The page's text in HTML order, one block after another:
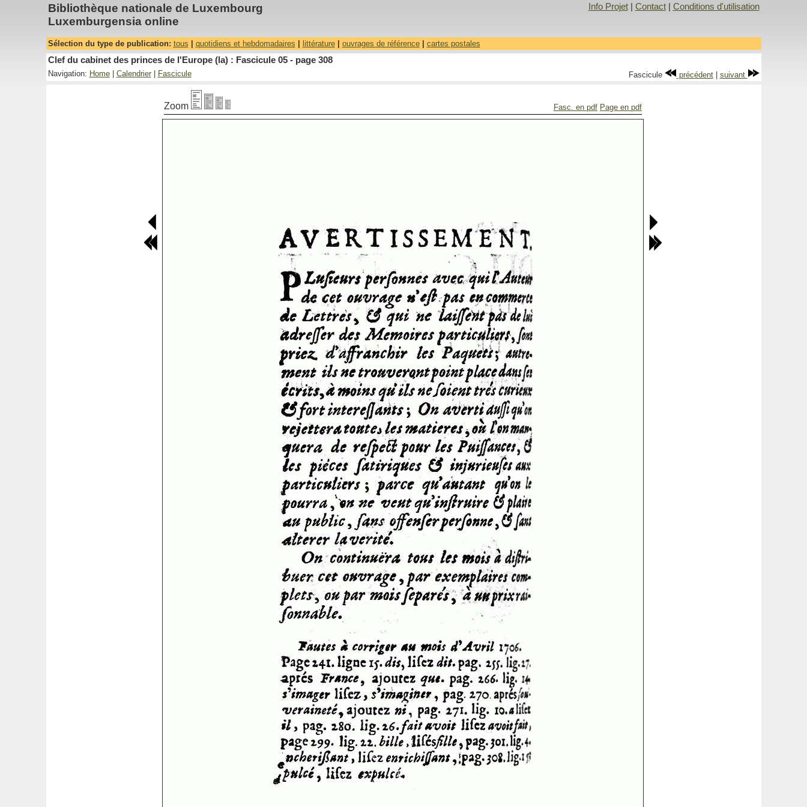
Bibliothèque nationale de Luxembourg
Luxemburgensia online
Info Projet| Contact| Conditions d'utilisation
Sélection du type de publication: tous quotidiens et hebdomadaires littérature| ouvrages de référence| cartes postales
Clef du cabinet des princes de l'Europe (la) : Fascicule 05 - page 308
Navigation: Home| Calendrier| Fascicule Fascicule précédent| suivant
Zoom Fasc. en pdf Page en pdf